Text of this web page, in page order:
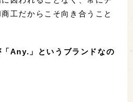
工だからこそ向き合うこと
Any.」というブランドなの